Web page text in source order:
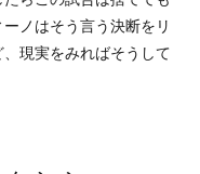
ノはそう言う決断をリ
現実をみればそうして